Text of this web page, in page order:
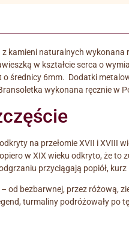
kamieni naturalnych wykonana
w kształcie serca o
średnicy 6mm. Dodatki
wykonana ręcznie w
na przełomie XVII i XVIII
w XIX wieku odkryto, że
przyciągają popiół,
bezbarwnej, przez różową,
turmaliny podróżowały po